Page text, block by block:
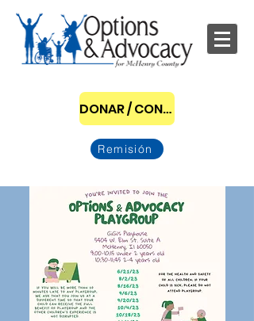
DONAR / CONVERTIRSE EN PATROCINADOR
Remisión